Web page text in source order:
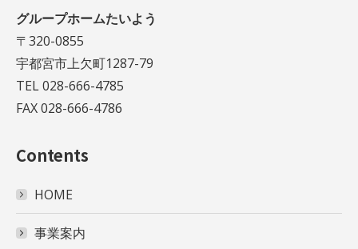
グループホームたいよう
〒320-0855
宇都宮市上欠町1287-79
TEL 028-666-4785
FAX 028-666-4786
Contents
HOME
事業案内